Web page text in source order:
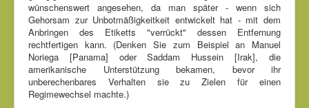
wünschenswert angesehen, da man später - wenn sich
Gehorsam zur Unbotmäßigkeitkeit entwickelt hat - mit dem
Anbringen des Etiketts "verrückt" dessen Entfernung
rechtfertigen kann. (Denken Sie zum Beispiel an Manuel
Noriega [Panama] oder Saddam Hussein [Irak], die
amerikanische Unterstützung bekamen, bevor ihr
unberechenbares Verhalten sie zu Zielen für einen
Regimewechsel machte.)